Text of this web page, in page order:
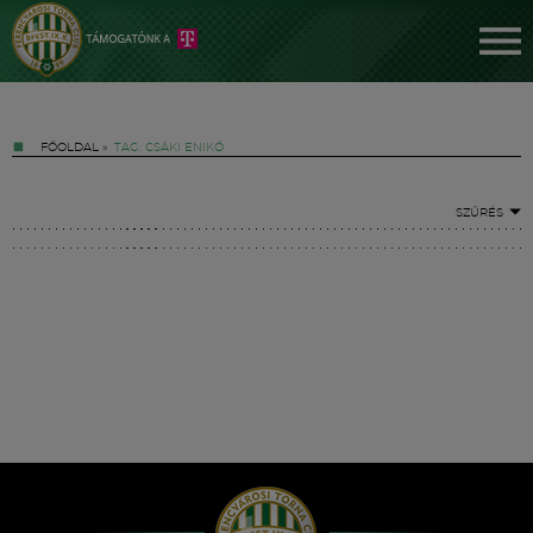
FŐOLDAL » TAG: CSÁKI ENIKŐ
SZŰRÉS
Hírek